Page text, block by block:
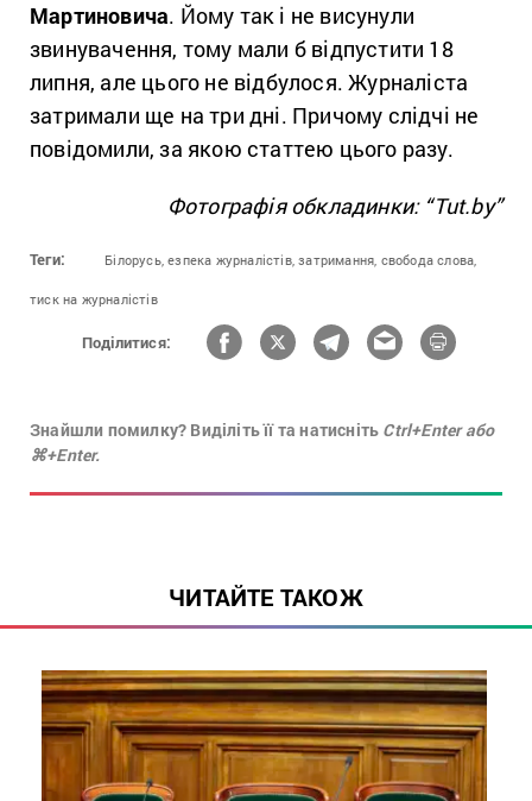
Мартиновича. Йому так і не висунули
звинувачення, тому мали б відпустити 18
липня, але цього не відбулося. Журналіста
затримали ще на три дні. Причому слідчі не
повідомили, за якою статтею цього разу.
Фотографія обкладинки: “Tut.by”
Теги: Білорусь, езпека журналістів, затримання, свобода слова,
тиск на журналістів
Поділитися:
Знайшли помилку? Виділіть її та натисніть Ctrl+Enter або
⌘+Enter.
ЧИТАЙТЕ ТАКОЖ